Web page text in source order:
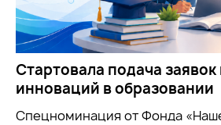
Стартовала подача заявок
инноваций в образовании
Спецноминация от Фонда